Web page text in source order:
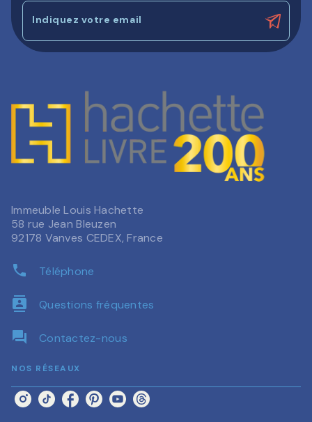
Indiquez votre email
Immeuble Louis Hachette
58 rue Jean Bleuzen
92178 Vanves CEDEX, France
phone Téléphone
contacts Questions fréquentes
question_answer Contactez-nous
NOS RÉSEAUX